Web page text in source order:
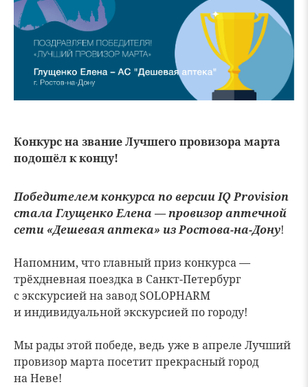
Конкурс на звание Лучшего провизора марта
подошёл к концу!
Победителем конкурса по версии IQ Provision
стала Глущенко Елена — провизор аптечной
сети «Дешевая аптека» из Ростова-на-Дону!
Напомним, что главный приз конкурса —
трёхдневная поездка в Санкт-Петербург
с экскурсией на завод SOLOPHARM
и индивидуальной экскурсией по городу!
Мы рады этой победе, ведь уже в апреле Лучший
провизор марта посетит прекрасный город
на Неве!